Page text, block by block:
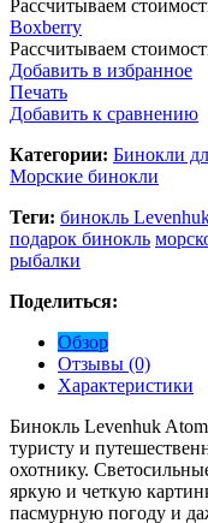
Рассчитываем
Boxberry
Рассчитываем
Добавить в избранное
Печать
Добавить к сравнению
Категории: Бинокли
Морские бинокли
Теги: бинокль
подарок бинокль
рыбалки
Поделиться:
Обзор
Отзывы (0)
Характеристики
Бинокль Levenhuk
туристу и
охотнику.
яркую и четкую
пасмурную погоду и